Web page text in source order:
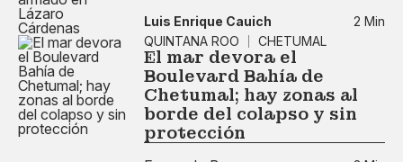
Luis Enrique Cauich
2 Min
QUINTANA ROO
CHETUMAL
El mar devora el
Boulevard Bahía de
Chetumal; hay zonas al
borde del colapso y sin
protección